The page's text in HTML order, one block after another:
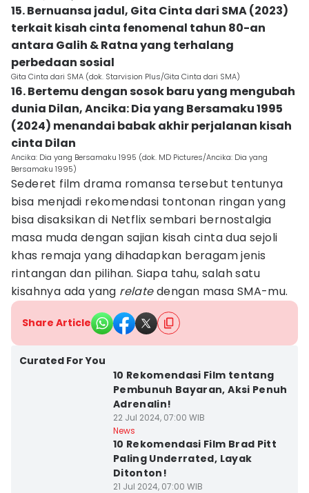
15. Bernuansa jadul, Gita Cinta dari SMA (2023)
terkait kisah cinta fenomenal tahun 80-an
antara Galih & Ratna yang terhalang
perbedaan sosial
Gita Cinta dari SMA (dok. Starvision Plus/Gita Cinta dari SMA)
16. Bertemu dengan sosok baru yang mengubah
dunia Dilan, Ancika: Dia yang Bersamaku 1995
(2024) menandai babak akhir perjalanan kisah
cinta Dilan
Ancika: Dia yang Bersamaku 1995 (dok. MD Pictures/Ancika: Dia yang
Bersamaku 1995)
Sederet film drama romansa tersebut tentunya
bisa menjadi rekomendasi tontonan ringan yang
bisa disaksikan di Netflix sembari bernostalgia
masa muda dengan sajian kisah cinta dua sejoli
khas remaja yang dihadapkan beragam jenis
rintangan dan pilihan. Siapa tahu, salah satu
kisahnya ada yang relatedengan masa SMA-mu.
Share Article
Curated For You
10 Rekomendasi Film tentang
Pembunuh Bayaran, Aksi Penuh
Adrenalin!
22 Jul 2024, 07:00 WIB
News
10 Rekomendasi Film Brad Pitt
Paling Underrated, Layak
Ditonton!
21 Jul 2024, 07:00 WIB